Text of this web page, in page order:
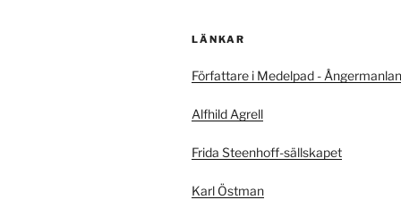
LÄNKAR
Författare i Medelpad -
Alfhild Agrell
Frida Steenhoff-sällskapet
Karl Östman